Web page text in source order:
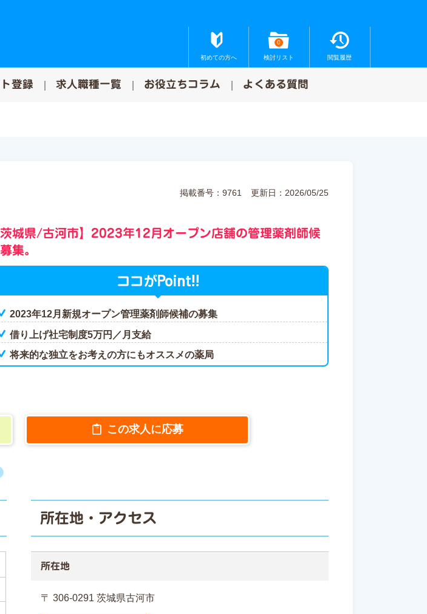
初めての方へ
0
検討リスト 閲覧履歴
登録 求人職種一覧 お役立ちコラム よくある質問
掲載番号：9761 更新日：2026/05/25
茨城県/古河市】2023年12月オープン店舗の管理薬剤師候
集。
ココがPoint!!
2023年12月新規オープン管理薬剤師候補の募集
借り上げ社宅制度5万円／月支給
将来的な独立をお考えの方にもオススメの薬局
この求人に応募
所在地・アクセス
所在地
〒 306-0291 茨城県古河市